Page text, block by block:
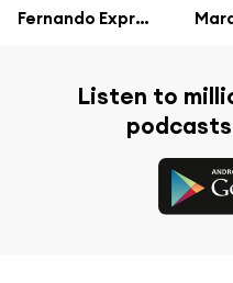
Fernando Express
Listen to